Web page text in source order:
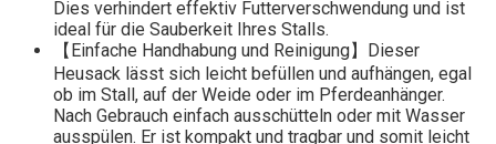
Dies verhindert effektiv Futterverschwendung und ist
ideal für die Sauberkeit Ihres Stalls.
【Einfache Handhabung und Reinigung】Dieser
Heusack lässt sich leicht befüllen und aufhängen, egal
ob im Stall, auf der Weide oder im Pferdeanhänger.
Nach Gebrauch einfach ausschütteln oder mit Wasser
ausspülen. Er ist kompakt und tragbar und somit leicht